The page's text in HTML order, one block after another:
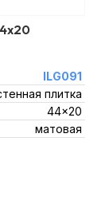
ILG091
плитка
44x20
матовая